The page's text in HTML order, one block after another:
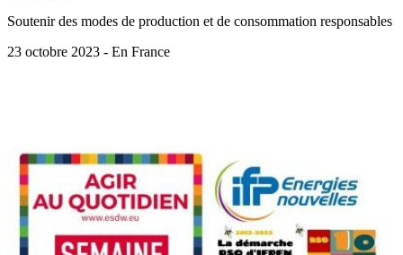
Soutenir des modes de production et de consommation responsables
23 octobre 2023 - En France